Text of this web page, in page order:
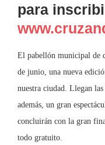
para
El pabellón municipal de
de junio, una nueva
nuestra ciudad. Llegan
además, un gran
concluirán con la gran
todo gratuito.